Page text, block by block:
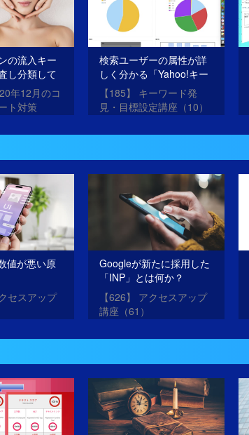
の流入キー
し分類して
ととは？
年12月のコ
ト対策
検索ユーザーの属性が詳
しく分かる「Yahoo!キー
ワードアドバイスツー
ル」
【185】 キーワード発
見・目標設定講座（10）
イスツール（2）
値が悪い原
セスアップ
Googleが新たに採用した
「INP」とは何か？
【626】 アクセスアップ
講座（61）